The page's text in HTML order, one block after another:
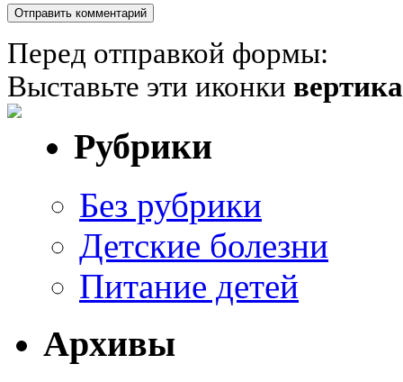
Перед отправкой формы:
Выставьте эти иконки
Рубрики
Без рубрики
Детские болезни
Питание детей
Архивы